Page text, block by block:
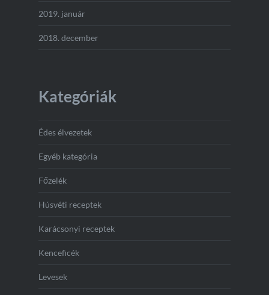
2019. január
2018. december
Kategóriák
Édes élvezetek
Egyéb kategória
Főzelék
Húsvéti receptek
Karácsonyi receptek
Kenceficék
Levesek